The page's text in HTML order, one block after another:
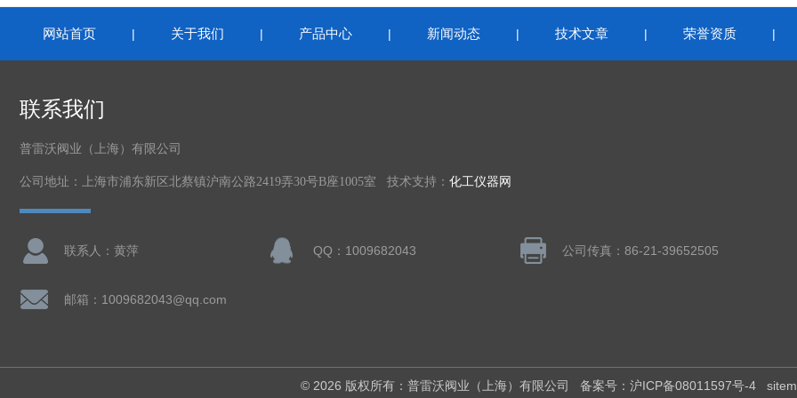
网站首页 | 关于我们 | 产品中心 | 新闻动态 | 技术文章 | 荣誉资质 |
联系我们
普雷沃阀业（上海）有限公司
公司地址：上海市浦东新区北蔡镇沪南公路2419弄30号B座1005室 技术支持： 化工仪器网
联系人：黄萍 QQ：1009682043 公司传真：86-21-39652505
邮箱：1009682043@qq.com
© 2026 版权所有：普雷沃阀业（上海）有限公司 备案号：沪ICP备08011597号-4